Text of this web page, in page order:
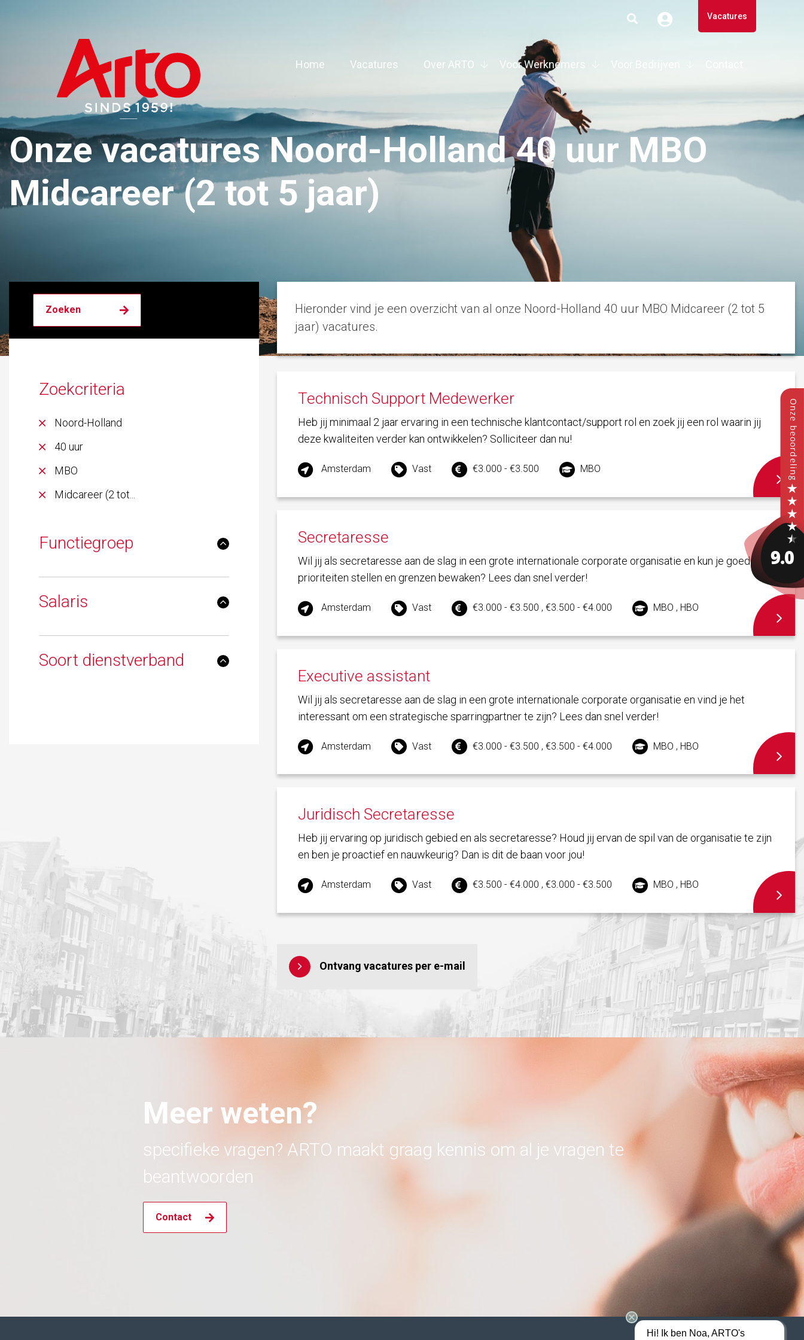
Vacatures
Home Vacatures Over ARTO Voor Werknemers Voor Bedrijven
Onze vacatures Noord-Holland 40 uur MBO
Midcareer (2 tot 5 jaar)
Zoekcriteria
Noord-Holland
40 uur
MBO
Midcareer (2 tot...
Functiegroep
Salaris
Soort dienstverband
Hieronder vind je een overzicht van al onze Noord-Holland 40 uur MBO Midcareer (2 tot 5
jaar) vacatures.
Technisch Support Medewerker
Heb jij minimaal 2 jaar ervaring in een technische klantcontact/support rol en zoek jij een rol waarin jij
deze kwaliteiten verder kan ontwikkelen? Solliciteer dan nu!
Amsterdam Vast €3.000 - €3.500 MBO
Secretaresse
Wil jij als secretaresse aan de slag in een grote internationale corporate organisatie en kun je goed
prioriteiten stellen en grenzen bewaken? Lees dan snel verder!
Amsterdam Vast €3.000 - €3.500 , €3.500 - €4.000 MBO , HBO
Executive assistant
Wil jij als secretaresse aan de slag in een grote internationale corporate organisatie en vind je het
interessant om een strategische sparringpartner te zijn? Lees dan snel verder!
Amsterdam Vast €3.000 - €3.500 , €3.500 - €4.000 MBO , HBO
Juridisch Secretaresse
Heb jij ervaring op juridisch gebied en als secretaresse? Houd jij ervan de spil van de organisatie te zijn
en ben je proactief en nauwkeurig? Dan is dit de baan voor jou!
Amsterdam Vast €3.500 - €4.000 , €3.000 - €3.500 MBO , HBO
Ontvang vacatures per e-mail
Meer weten?
specifieke vragen? ARTO maakt graag kennis om al je vragen te
beantwoorden
Contact
Hi! Ik ben Noa, ARTO's